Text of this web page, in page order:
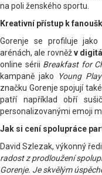
na poli ženského sportu.
Kreativní přístup k
Gorenje se profiluje
arénách, ale rovněžv
online sérii Breakfast for
kampaně jako
Young
značku Gorenje spojují
patří například obří
personalizovanými emoji
Jak si cení spolupráce
David Szlezak, výkonný
radost z prodloužení
Gorenje. Je skvělým